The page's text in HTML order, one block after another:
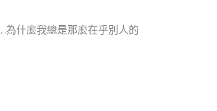
什麼我總是那麼在乎別人的